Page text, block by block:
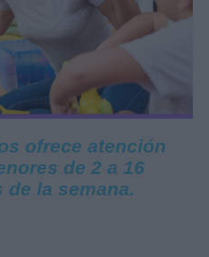
ofrece atención
de 2 a 16
la semana.